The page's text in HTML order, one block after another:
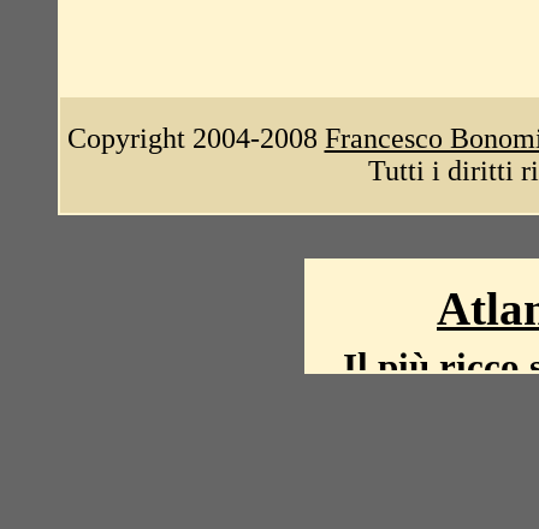
Copyright 2004-2008 Francesco
Tutti i diritti
Il più ricco